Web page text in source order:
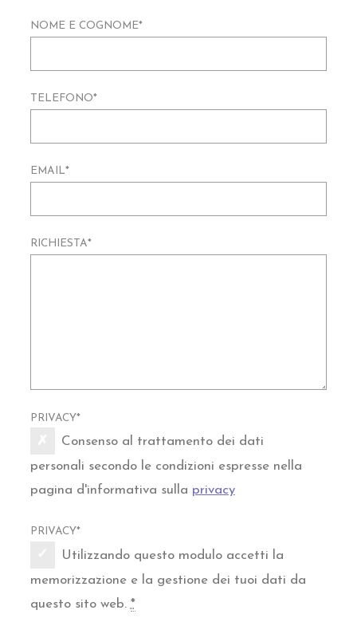
NOME E COGNOME*
TELEFONO*
EMAIL*
RICHIESTA*
PRIVACY*
Consenso al trattamento dei dati
personali secondo le condizioni espresse nella
pagina d'informativa sulla privacy
PRIVACY*
Utilizzando questo modulo accetti la
memorizzazione e la gestione dei tuoi dati da
questo sito web. *